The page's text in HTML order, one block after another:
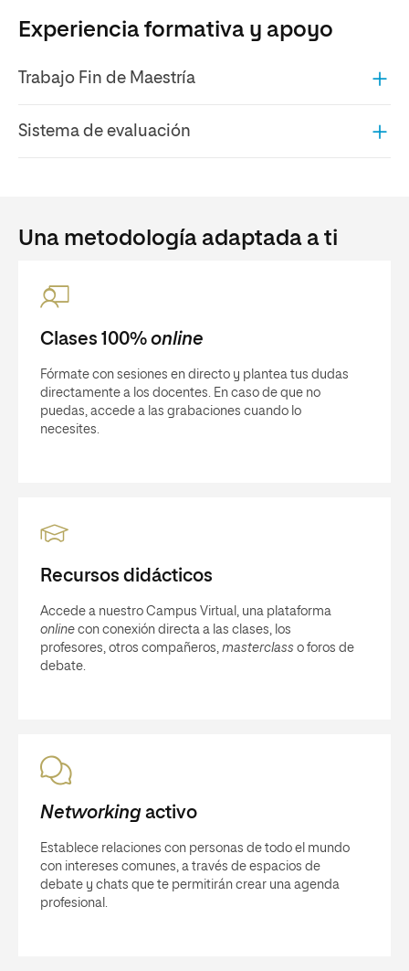
Experiencia formativa y apoyo
Trabajo Fin de Maestría
Sistema de evaluación
Una metodología adaptada a ti
Clases 100% online
Fórmate con sesiones en directo y plantea tus dudas
directamente a los docentes. En caso de que no
puedas, accede a las grabaciones cuando lo
necesites.
Recursos didácticos
Accede a nuestro Campus Virtual, una plataforma
online con conexión directa a las clases, los
profesores, otros compañeros, masterclass o foros de
debate.
Networkingactivo
Establece relaciones con personas de todo el mundo
con intereses comunes, a través de espacios de
debate y chats que te permitirán crear una agenda
profesional.